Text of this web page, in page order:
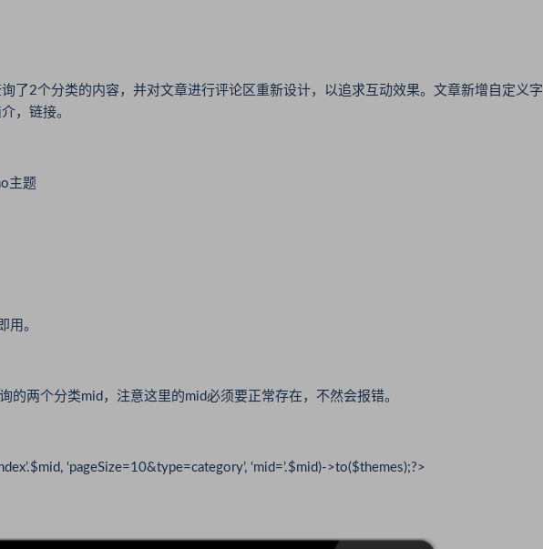
了2个分类的内容，并对文章进行评论区重新设计，以追求互动效果。文章新增自定义字
，链接。
主题
用。
的两个分类mid，注意这里的mid必须要正常存在，不然会报错。
‘pageSize=10&type=category’, ‘mid=’.$mid)->to($themes);?>